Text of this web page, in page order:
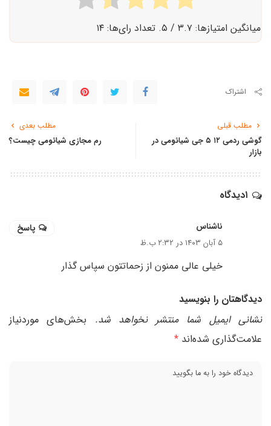
میانگین امتیازها: ۳.۷ / ۵. تعداد رای‌ها: ۱۴
اشتراک
مطلب قبلی
گوشی ردمی ۱۲ ۵ جی شیائومی در
بازار
مطلب بعدی
رم مجازی شیائومی چیست؟
۱دیدگاه
ناشناس
۵ آبان ۱۴۰۳ در ۲:۳۲ ب.ظ
خیلی عالی ممنون از زحماتتون سپاس گذار
پاسخ
دیدگاهتان را بنویسید
نشانی ایمیل شما منتشر نخواهد شد.
بخش‌های موردنیاز
علامت‌گذاری شده‌اند *